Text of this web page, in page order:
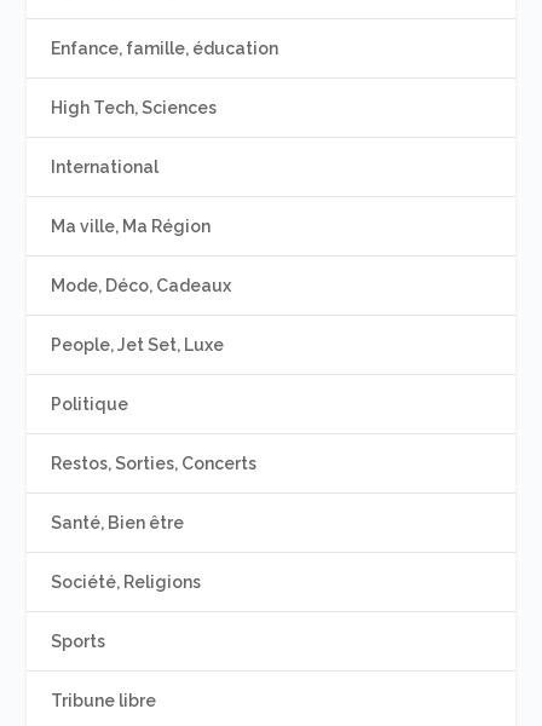
Enfance, famille, éducation
High Tech, Sciences
International
Ma ville, Ma Région
Mode, Déco, Cadeaux
People, Jet Set, Luxe
Politique
Restos, Sorties, Concerts
Santé, Bien être
Société, Religions
Sports
Tribune libre